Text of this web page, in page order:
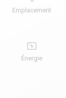
Emplacement
Énergie